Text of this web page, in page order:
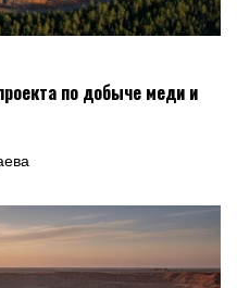
по добыче меди и